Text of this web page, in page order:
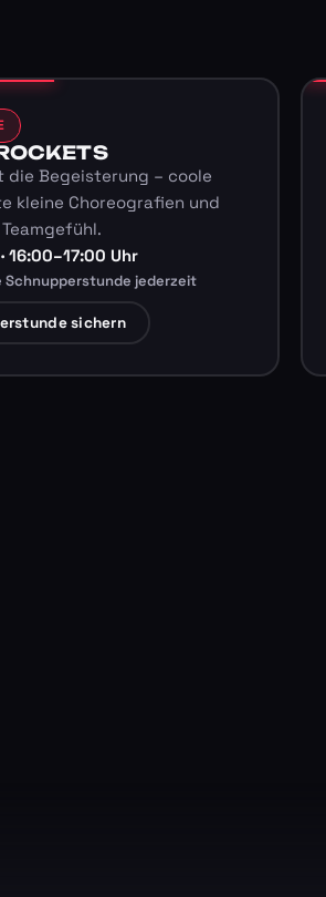
die Begeisterung – coole
kleine Choreografien und
16:00–17:00 Uhr
Schnupperstunde jederzeit
sichern